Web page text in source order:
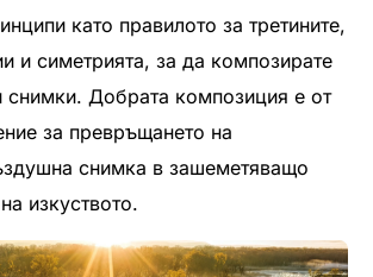
като правилото за третините,
и симетрията, за да композирате
снимки. Добрата композиция е от
за превръщането на
снимка в зашеметяващо
изкуството.